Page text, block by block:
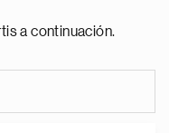
a continuación.